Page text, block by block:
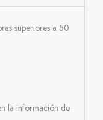
superiores a 50
la información de